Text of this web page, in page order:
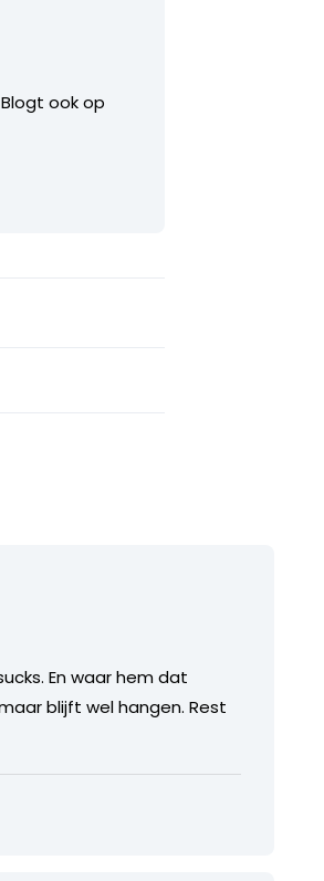
ook op
En waar hem dat
blijft wel hangen. Rest